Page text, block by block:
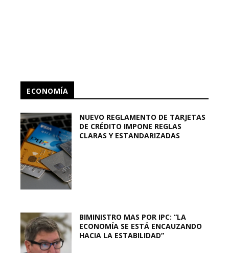
ECONOMÍA
NUEVO REGLAMENTO DE TARJETAS
DE CRÉDITO IMPONE REGLAS
CLARAS Y ESTANDARIZADAS
BIMINISTRO MAS POR IPC: “LA
ECONOMÍA SE ESTÁ ENCAUZANDO
HACIA LA ESTABILIDAD”